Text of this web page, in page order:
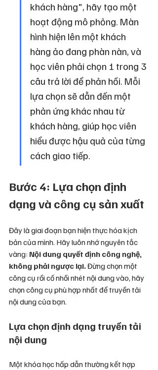
khách hàng", hãy tạo một
hoạt động mô phỏng. Màn
hình hiện lên một khách
hàng ảo đang phàn nàn, và
học viên phải chọn 1 trong 3
câu trả lời để phản hồi. Mỗi
lựa chọn sẽ dẫn đến một
phản ứng khác nhau từ
khách hàng, giúp học viên
hiểu được hậu quả của từng
cách giao tiếp.
Bước 4: Lựa chọn định
dạng và công cụ sản xuất
Đây là giai đoạn bạn hiện thực hóa kịch
bản của mình. Hãy luôn nhớ nguyên tắc
vàng: Nội dung quyết định công nghệ,
không phải ngược lại. Đừng chọn một
công cụ rồi cố nhồi nhét nội dung vào, hãy
chọn công cụ phù hợp nhất để truyền tải
nội dung của bạn.
Lựa chọn định dạng truyền tải
nội dung
Một khóa học hấp dẫn thường kết hợp